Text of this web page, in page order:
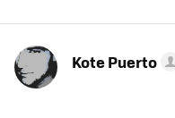
Kote Puerto